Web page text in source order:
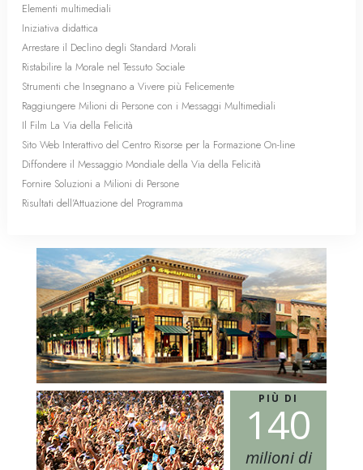
Elementi multimediali
Iniziativa didattica
Arrestare il Declino degli Standard Morali
Ristabilire la Morale nel Tessuto Sociale
Strumenti che Insegnano a Vivere più Felicemente
Raggiungere Milioni di Persone con i Messaggi Multimediali
Il Film La Via della Felicità
Sito Web Interattivo del Centro Risorse per la Formazione On-line
Diffondere il Messaggio Mondiale della Via della Felicità
Fornire Soluzioni a Milioni di Persone
Risultati dell’Attuazione del Programma
PIÙ DI
140
milioni di